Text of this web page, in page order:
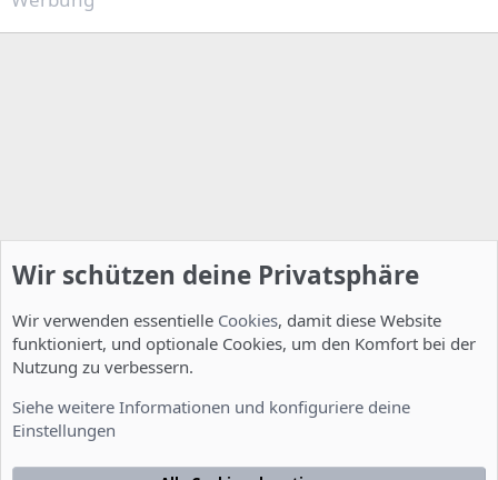
Nutzungsbedingungen Datenschutzerklärung
Wir schützen deine Privatsphäre
Wir verwenden essentielle Cookies, damit diese Website
funktioniert, und optionale Cookies, um den Komfort bei der
Nutzung zu verbessern.
Siehe weitere Informationen und konfiguriere deine
Einstellungen